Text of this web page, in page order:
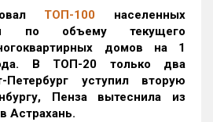
ТОП-100 населенных
по объему текущего
домов на 1
В ТОП-20 только два
Петербург уступил вторую
Пенза вытеснила из
Астрахань.